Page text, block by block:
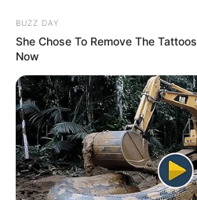
BUZZ DAY
She Chose To Remove The
Now